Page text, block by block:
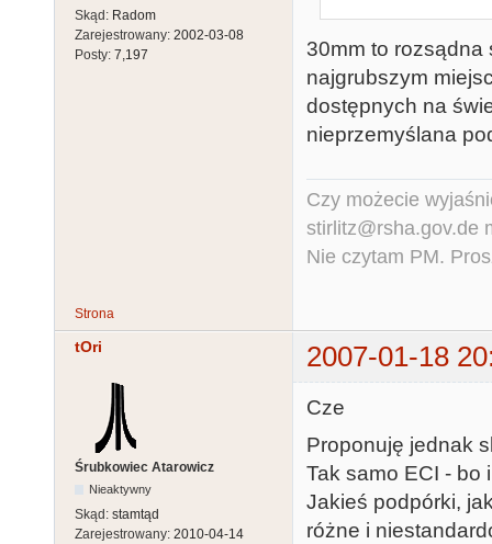
Skąd: Radom
Zarejestrowany: 2002-03-08
Posty: 7,197
30mm to rozsądna
najgrubszym
dostępnych na
nieprzemyślana
Czy możecie
stirlitz@rsha.gov.de
Nie czytam PM.
Strona
tOri 2007-01-18
Śrubkowiec Atarowicz
Nieaktywny
Skąd: stamtąd
Zarejestrowany: 2010-04-14
Cze
Proponuję jednak
Tak samo ECI - bo
Jakieś podpórki,
różne i